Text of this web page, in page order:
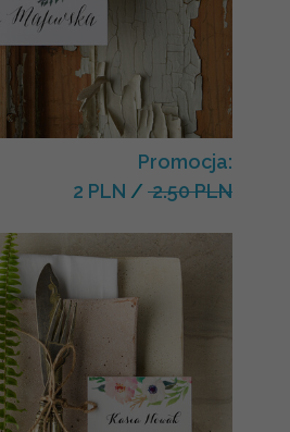
Promocja:
2 PLN / 2.50 PLN